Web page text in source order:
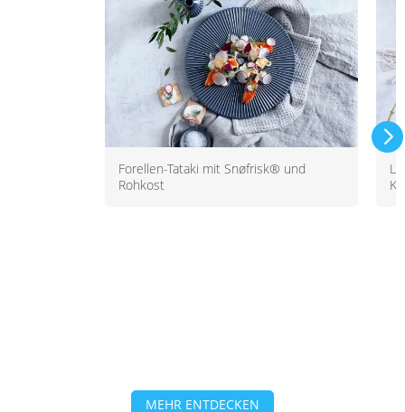
Forellen-Tataki mit Snøfrisk® und
Rohkost
MEHR ENTDECKEN